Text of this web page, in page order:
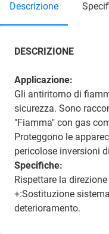
descrizione
DESCRIZIONE
Applicazione:
Gli antiritorno di
sicurezza. Sono
"Fiamma" con gas
Proteggono le
pericolose inversioni
Specifiche:
Rispettare la
+:Sostituzione
deterioramento.